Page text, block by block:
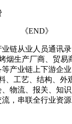
《END》
链从业人员通讯录
烟生产厂商、贸易
产业链上下游企业
、工艺、结构、外
物流、报关、知
，串联全行业资源